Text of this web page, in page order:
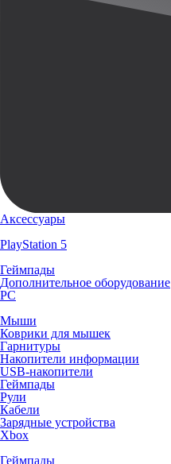
Аксессуары
PlayStation 5
Геймпады
Дополнительное оборудование
PC
Мыши
Коврики для мышек
Гарнитуры
Накопители информации
USB-накопители
Геймпады
Рули
Кабели
Зарядные устройства
Xbox
Геймпады